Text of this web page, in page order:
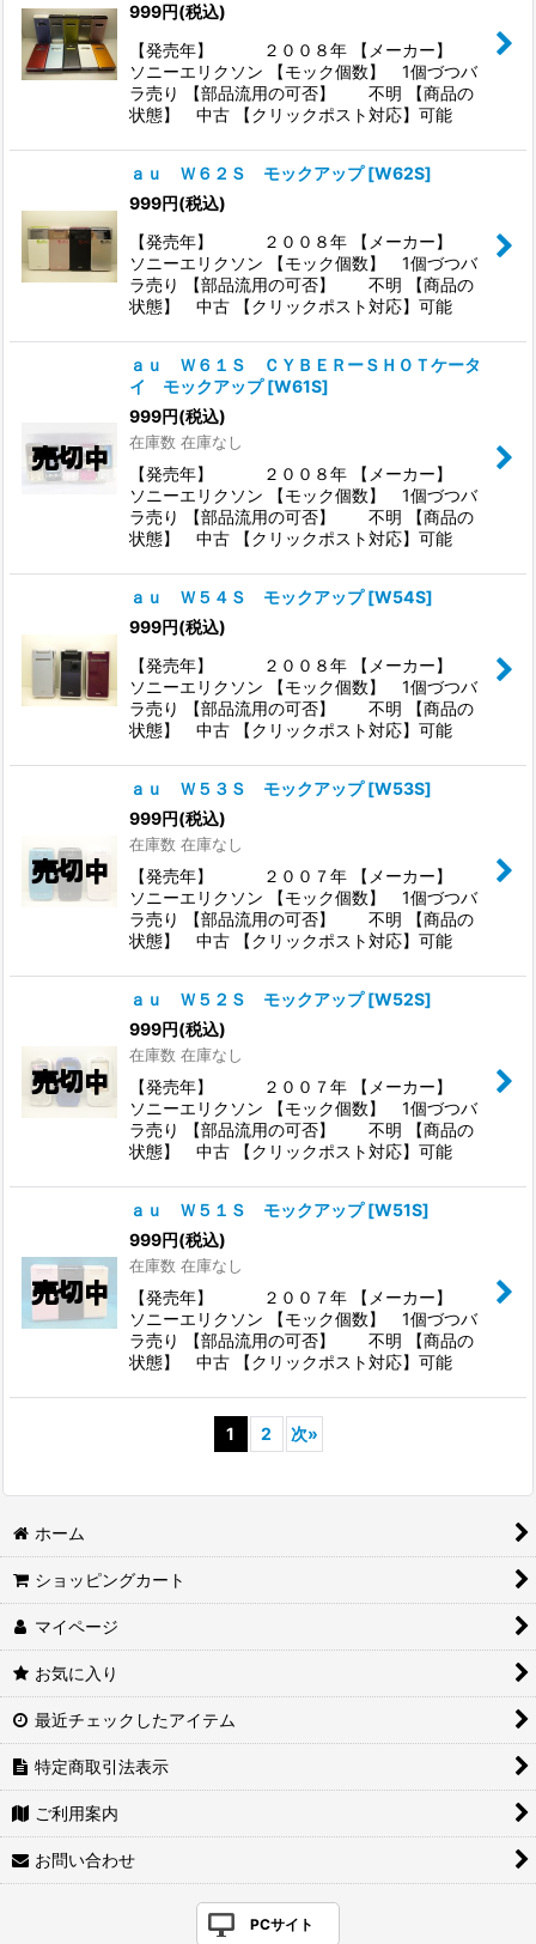
999円(税込)
【発売年】 ２００８年 【メーカー】
ソニーエリクソン 【モック個数】 1個づつバ
ラ売り 【部品流用の可否】 不明 【商品の
状態】 中古 【クリックポスト対応】可能
ａｕ Ｗ６２Ｓ モックアップ [W62S]
999円(税込)
【発売年】 ２００８年 【メーカー】
ソニーエリクソン 【モック個数】 1個づつバ
ラ売り 【部品流用の可否】 不明 【商品の
状態】 中古 【クリックポスト対応】可能
ａｕ Ｗ６１Ｓ ＣＹＢＥＲーＳＨＯＴケータ
イ モックアップ [W61S]
999円(税込)
在庫数 在庫なし
【発売年】 ２００８年 【メーカー】
ソニーエリクソン 【モック個数】 1個づつバ
ラ売り 【部品流用の可否】 不明 【商品の
状態】 中古 【クリックポスト対応】可能
ａｕ Ｗ５４Ｓ モックアップ [W54S]
999円(税込)
【発売年】 ２００８年 【メーカー】
ソニーエリクソン 【モック個数】 1個づつバ
ラ売り 【部品流用の可否】 不明 【商品の
状態】 中古 【クリックポスト対応】可能
ａｕ Ｗ５３Ｓ モックアップ [W53S]
999円(税込)
在庫数 在庫なし
【発売年】 ２００７年 【メーカー】
ソニーエリクソン 【モック個数】 1個づつバ
ラ売り 【部品流用の可否】 不明 【商品の
状態】 中古 【クリックポスト対応】可能
ａｕ Ｗ５２Ｓ モックアップ [W52S]
999円(税込)
在庫数 在庫なし
【発売年】 ２００７年 【メーカー】
ソニーエリクソン 【モック個数】 1個づつバ
ラ売り 【部品流用の可否】 不明 【商品の
状態】 中古 【クリックポスト対応】可能
ａｕ Ｗ５１Ｓ モックアップ [W51S]
999円(税込)
在庫数 在庫なし
【発売年】 ２００７年 【メーカー】
ソニーエリクソン 【モック個数】 1個づつバ
ラ売り 【部品流用の可否】 不明 【商品の
状態】 中古 【クリックポスト対応】可能
1 2 次»
ホーム
ショッピングカート
マイページ
お気に入り
最近チェックしたアイテム
特定商取引法表示
ご利用案内
お問い合わせ
PCサイト